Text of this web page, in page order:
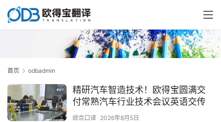
首页 odbadmin
精研汽车智造技术！欧得宝圆满交
付常熟汽车行业技术会议英语交传
综合口译 2026年8月5日